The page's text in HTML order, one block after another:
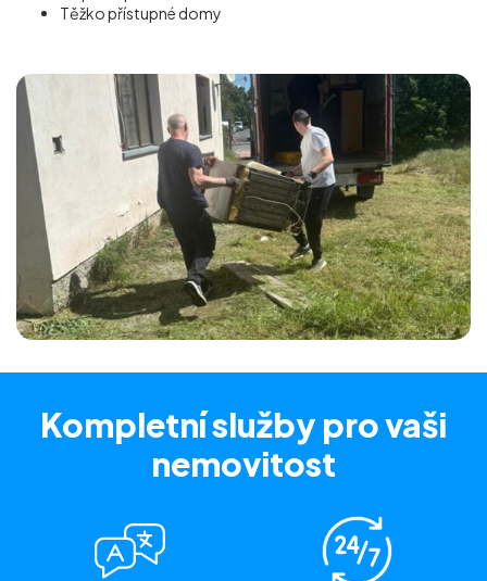
Těžko přístupné domy
Kompletní služby pro vaši
nemovitost